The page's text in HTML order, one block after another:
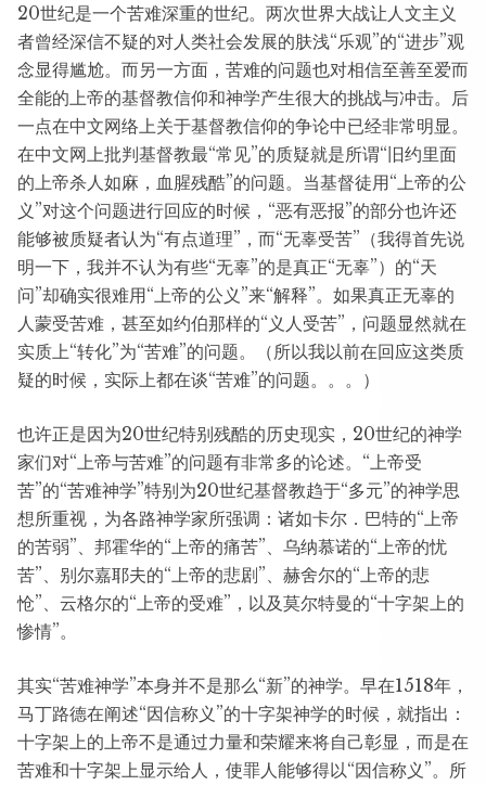
20世纪是一个苦难深重的世纪。两次世界大战让人文主义
者曾经深信不疑的对人类社会发展的肤浅“乐观”的“进步”观
念显得尴尬。而另一方面，苦难的问题也对相信至善至爱而
全能的上帝的基督教信仰和神学产生很大的挑战与冲击。后
一点在中文网络上关于基督教信仰的争论中已经非常明显。
在中文网上批判基督教最“常见”的质疑就是所谓“旧约里面
的上帝杀人如麻，血腥残酷”的问题。当基督徒用“上帝的公
义”对这个问题进行回应的时候，“恶有恶报”的部分也许还
能够被质疑者认为“有点道理”，而“无辜受苦”（我得首先说
明一下，我并不认为有些“无辜”的是真正“无辜”）的“天
问”却确实很难用“上帝的公义”来“解释”。如果真正无辜的
人蒙受苦难，甚至如约伯那样的“义人受苦”，问题显然就在
实质上“转化”为“苦难”的问题。（所以我以前在回应这类质
疑的时候，实际上都在谈“苦难”的问题。。。）
也许正是因为20世纪特别残酷的历史现实，20世纪的神学
家们对“上帝与苦难”的问题有非常多的论述。“上帝受
苦”的“苦难神学”特别为20世纪基督教趋于“多元”的神学思
想所重视，为各路神学家所强调：诸如卡尔．巴特的“上帝
的苦弱”、邦霍华的“上帝的痛苦”、乌纳慕诺的“上帝的忧
苦”、别尔嘉耶夫的“上帝的悲剧”、赫舍尔的“上帝的悲
怆”、云格尔的“上帝的受难”，以及莫尔特曼的“十字架上的
惨情”。
其实“苦难神学”本身并不是那么“新”的神学。早在1518年，
马丁路德在阐述“因信称义”的十字架神学的时候，就指出：
十字架上的上帝不是通过力量和荣耀来将自己彰显，而是在
苦难和十字架上显示给人，使罪人能够得以“因信称义”。所